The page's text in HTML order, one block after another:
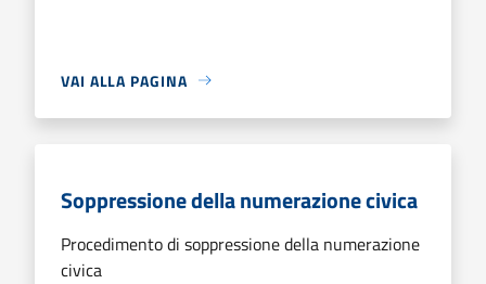
VAI ALLA PAGINA
Soppressione della numerazione civica
Procedimento di soppressione della numerazione
civica